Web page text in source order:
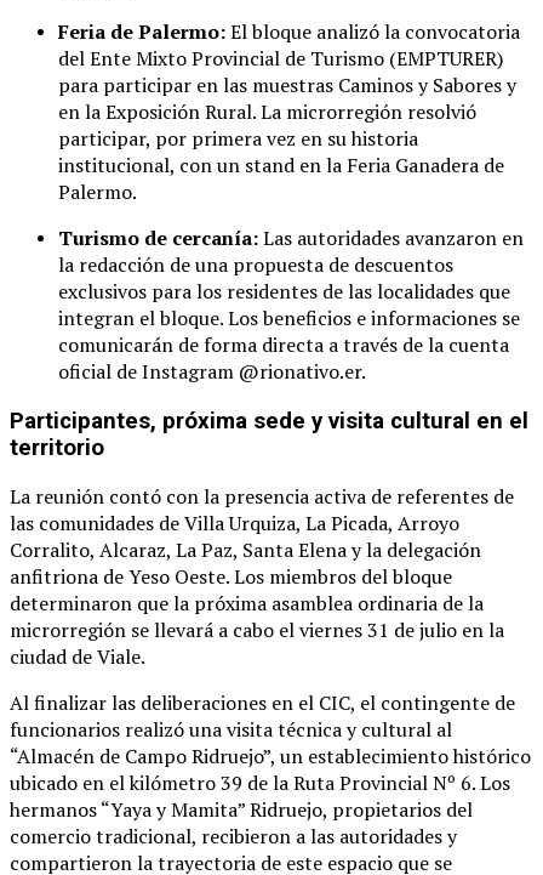
Feria de Palermo:El bloque analizó la convocatoria
del Ente Mixto Provincial de Turismo (EMPTURER)
para participar en las muestras Caminos y Sabores y
en la Exposición Rural. La microrregión resolvió
participar, por primera vez en su historia
institucional, con un stand en la Feria Ganadera de
Palermo.
Turismo de cercanía:Las autoridades avanzaron en
la redacción de una propuesta de descuentos
exclusivos para los residentes de las localidades que
integran el bloque. Los beneficios e informaciones se
comunicarán de forma directa a través de la cuenta
oficial de Instagram @rionativo.er.
Participantes, próxima sede y visita cultural en el
territorio
La reunión contó con la presencia activa de referentes de
las comunidades de Villa Urquiza, La Picada, Arroyo
Corralito, Alcaraz, La Paz, Santa Elena y la delegación
anfitriona de Yeso Oeste. Los miembros del bloque
determinaron que la próxima asamblea ordinaria de la
microrregión se llevará a cabo el viernes 31 de julio en la
ciudad de Viale.
Al finalizar las deliberaciones en el CIC, el contingente de
funcionarios realizó una visita técnica y cultural al
“Almacén de Campo Ridruejo”, un establecimiento histórico
ubicado en el kilómetro 39 de la Ruta Provincial Nº 6. Los
hermanos “Yaya y Mamita” Ridruejo, propietarios del
comercio tradicional, recibieron a las autoridades y
compartieron la trayectoria de este espacio que se